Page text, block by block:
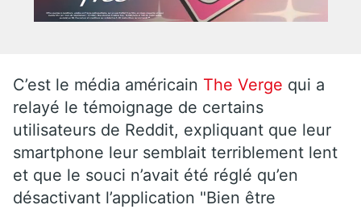
C’est le média américain The Verge qui a
relayé le témoignage de certains
utilisateurs de Reddit, expliquant que leur
smartphone leur semblait terriblement lent
et que le souci n’avait été réglé qu’en
désactivant l’application "Bien être